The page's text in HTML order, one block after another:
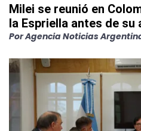
Milei se reunió en
la Espriella antes de
PorAgencia Noticias